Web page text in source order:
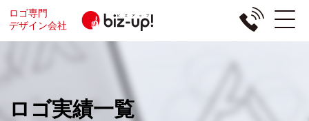
ロゴ専門
デザイン会社
ロゴ実績一覧